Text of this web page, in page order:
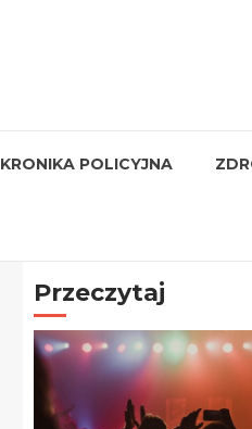
KRONIKA POLICYJNA
Przeczytaj